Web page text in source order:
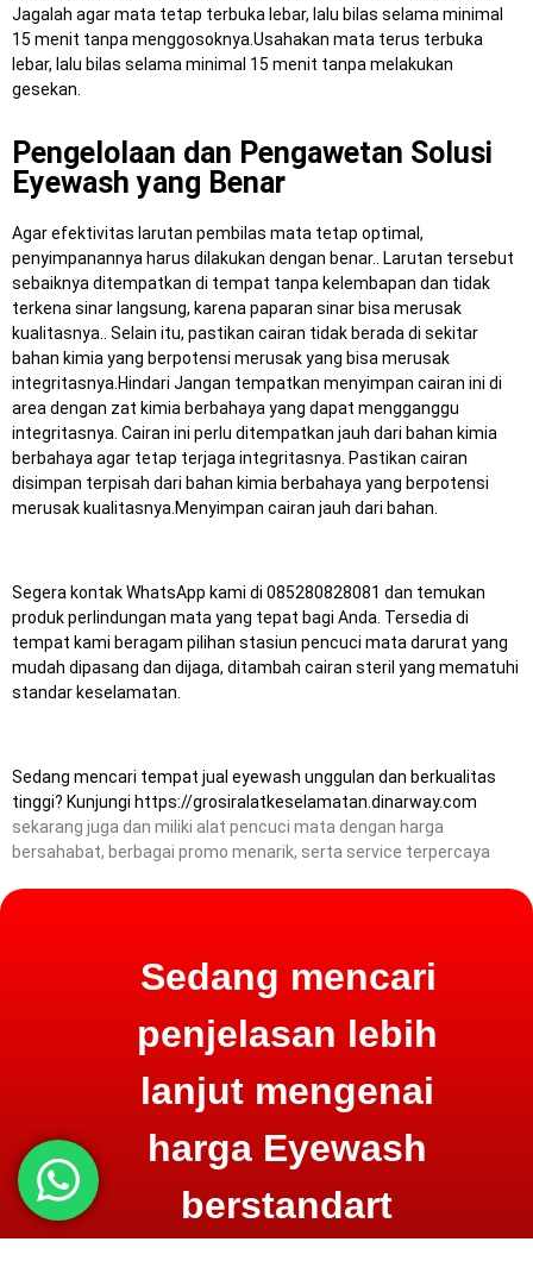
Jagalah agar mata tetap terbuka lebar, lalu bilas selama minimal
15 menit tanpa menggosoknya.Usahakan mata terus terbuka
lebar, lalu bilas selama minimal 15 menit tanpa melakukan
gesekan.
Pengelolaan dan Pengawetan Solusi
Eyewash yang Benar
Agar efektivitas larutan pembilas mata tetap optimal,
penyimpanannya harus dilakukan dengan benar.. Larutan tersebut
sebaiknya ditempatkan di tempat tanpa kelembapan dan tidak
terkena sinar langsung, karena paparan sinar bisa merusak
kualitasnya.. Selain itu, pastikan cairan tidak berada di sekitar
bahan kimia yang berpotensi merusak yang bisa merusak
integritasnya.Hindari Jangan tempatkan menyimpan cairan ini di
area dengan zat kimia berbahaya yang dapat mengganggu
integritasnya. Cairan ini perlu ditempatkan jauh dari bahan kimia
berbahaya agar tetap terjaga integritasnya. Pastikan cairan
disimpan terpisah dari bahan kimia berbahaya yang berpotensi
merusak kualitasnya.Menyimpan cairan jauh dari bahan.
Segera kontak WhatsApp kami di 085280828081 dan temukan
produk perlindungan mata yang tepat bagi Anda. Tersedia di
tempat kami beragam pilihan stasiun pencuci mata darurat yang
mudah dipasang dan dijaga, ditambah cairan steril yang mematuhi
standar keselamatan.
Sedang mencari tempat jual eyewash unggulan dan berkualitas
tinggi? Kunjungi https://grosiralatkeselamatan.dinarway.com
sekarang juga dan miliki alat pencuci mata dengan harga
bersahabat, berbagai promo menarik, serta service terpercaya
Sedang mencari
penjelasan lebih
lanjut mengenai
harga Eyewash
berstandart